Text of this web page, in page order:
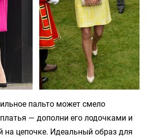
пальто может смело
— дополни его лодочками и
на цепочке. Идеальный образ для